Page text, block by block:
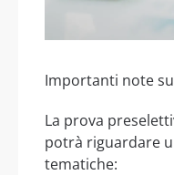
Importanti note
La prova
potrà riguardare
tematiche: